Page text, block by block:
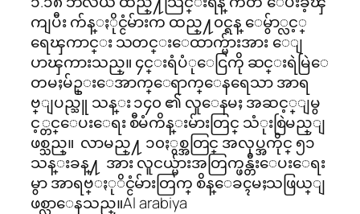
ကျပီး က်န္ႏိုင္ငံမ်ားက ထည္႔၀င္ရန္ ေမွ်ာ္လင့္
ရေၾကာင္း သတင္းေထာက္မ်ားအား ေျ
ပာၾကားသည္။ ၄င္းရံပံုေငြကို ဆင္းရဲမြဲေ
တမႈမ်ဥ္းေအာက္ေရာက္ေနရေသာ အာရ
ဗ္ျပည္သူ သန္း ၁၄၀ ၏ လူေနမႈ အဆင့္ျမွ
င့္တင္ေပးေရး စီမံကိန္းမ်ားတြင္ သံုးစြဲမည္ျ
ဖစ္သည္။ လာမည္႔ ၁၀ႏွစ္အတြင္ အလုပ္အကိုင္ ၅၁
သန္းခန္႔ အား လူငယ္မ်ားအတြက္ဖန္တီးေပးေရး
မွာ အာရဗ္ႏုိင္ငံမ်ားတြက္ စိန္ေခၚမႈသဖြယ္ျ
ဖစ္လာေနသည္။Al arabiya